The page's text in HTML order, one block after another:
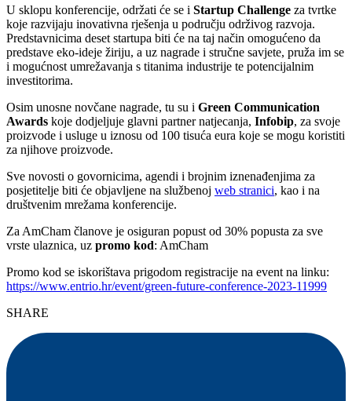
U sklopu konferencije, održati će se i Startup Challenge za tvrtke
koje razvijaju inovativna rješenja u području održivog razvoja.
Predstavnicima deset startupa biti će na taj način omogućeno da
predstave eko-ideje žiriju, a uz nagrade i stručne savjete, pruža im se
i mogućnost umrežavanja s titanima industrije te potencijalnim
investitorima.
Osim unosne novčane nagrade, tu su i Green Communication
Awards koje dodjeljuje glavni partner natjecanja, Infobip, za svoje
proizvode i usluge u iznosu od 100 tisuća eura koje se mogu koristiti
za njihove proizvode.
Sve novosti o govornicima, agendi i brojnim iznenađenjima za
posjetitelje biti će objavljene na službenoj web stranici, kao i na
društvenim mrežama konferencije.
Za AmCham članove je osiguran popust od 30% popusta za sve
vrste ulaznica, uz promo kod: AmCham
Promo kod se iskorištava prigodom registracije na event na linku:
https://www.entrio.hr/event/green-future-conference-2023-11999
SHARE